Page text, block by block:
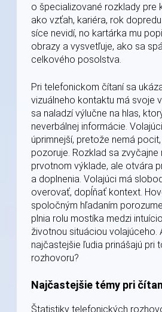
o špecializované rozklady pre
ako vzťah, kariéra, rok
síce nevidí, no kartárka mu
obrazy a vysvetľuje, ako sa
celkového posolstva.
Pri telefonickom čítaní sa
vizuálneho kontaktu má svoje
sa naladzí výlučne na hlas,
neverbálnej informácie.
úprimnejší, pretože nemá
pozoruje. Rozklad sa zvyčajne
prvotnom výklade, ale otvára
a doplnenia. Volajúci má
overovať, dopĺňať kontext.
spoločným hľadaním
plnia rolu mostíka medzi
životnou situáciou volajúceho.
najčastejšie ľudia prinášajú pri
rozhovoru?
Najčastejšie témy pri
Štatistiky telefonických